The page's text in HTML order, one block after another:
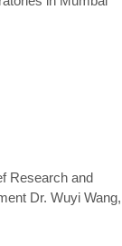
Research and
Dr. Wuyi Wang,